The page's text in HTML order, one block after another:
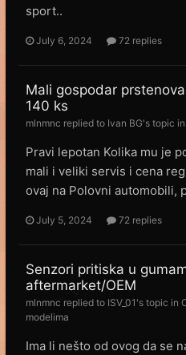
sport..
July 6, 2024 72 replies
Mali gospodar
140 ks
mlnmnc replied to Ivan BG's topic in
Pravi lepotan Kolika mu je
mali i veliki servis i cena
ovaj na Polovni automobili,
July 5, 2024 72 replies
Senzori pritiska u
aftermarket/OEM
mlnmnc replied to ISV_01 's topic in
modelima
Ima li nešto od ovog da se